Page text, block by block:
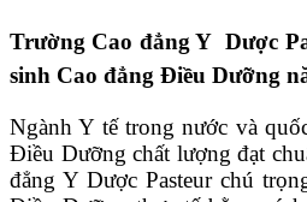
Trường Cao đẳng Y Dược
sinh Cao đẳng Điều Dưỡng
Ngành Y tế trong nước và
Điều Dưỡng chất lượng đạt
đẳng Y Dược Pasteur chú